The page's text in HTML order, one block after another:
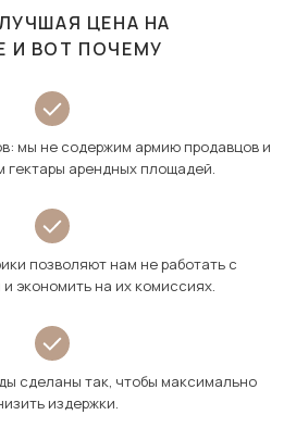
ЦЕНА НА
И ВОТ ПОЧЕМУ
мы не содержим армию продавцов и
гектары арендных площадей.
позволяют нам не работать с
экономить на их комиссиях.
сделаны так, чтобы максимально
издержки.